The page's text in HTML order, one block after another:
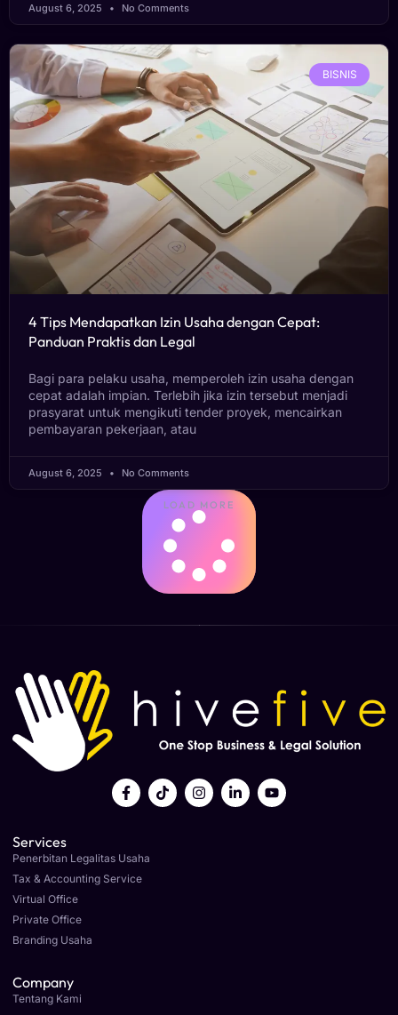
August 6, 2025 No Comments
BISNIS
4 Tips Mendapatkan Izin Usaha dengan Cepat:
Panduan Praktis dan Legal
Bagi para pelaku usaha, memperoleh izin usaha dengan
cepat adalah impian. Terlebih jika izin tersebut menjadi
prasyarat untuk mengikuti tender proyek, mencairkan
pembayaran pekerjaan, atau
August 6, 2025 No Comments
LOAD MORE
Services
Penerbitan Legalitas Usaha
Tax & Accounting Service
Virtual Office
Private Office
Branding Usaha
Company
Tentang Kami